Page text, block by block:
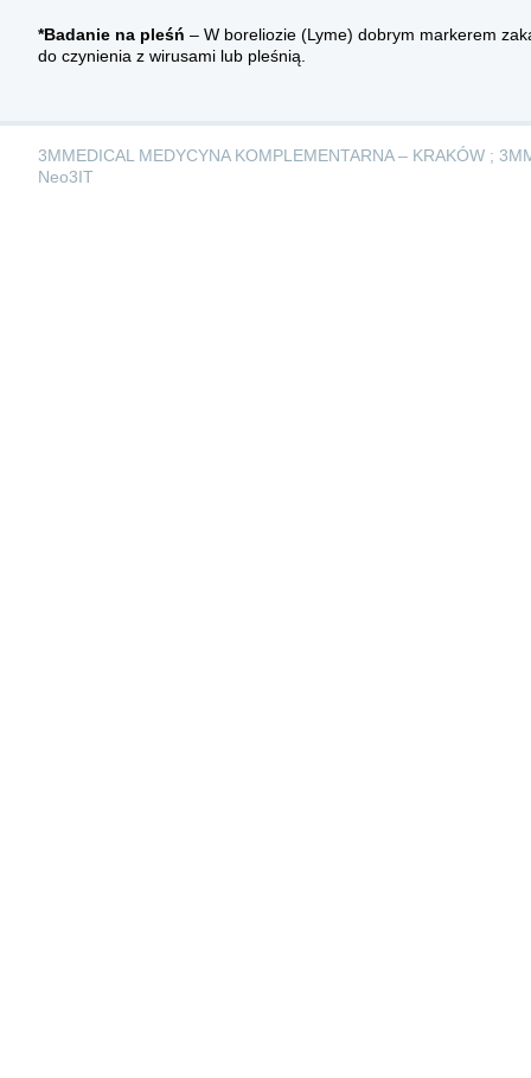
*Badanie na pleśń – W boreliozie (Lyme) dobrym markerem
do czynienia z wirusami lub pleśnią.
3MMEDICAL MEDYCYNA KOMPLEMENTARNA – KRAKÓW ;
Neo3IT